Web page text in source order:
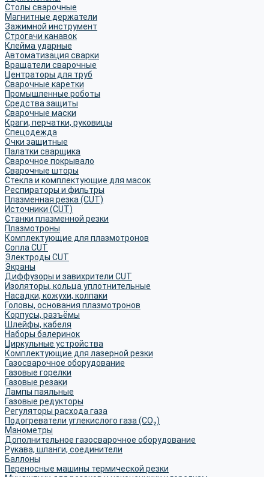
Столы сварочные
Магнитные держатели
Зажимной инструмент
Строгачи канавок
Клейма ударные
Автоматизация сварки
Вращатели сварочные
Центраторы для труб
Сварочные каретки
Промышленные роботы
Средства защиты
Сварочные маски
Краги, перчатки, руковицы
Спецодежда
Очки защитные
Палатки сварщика
Сварочное покрывало
Сварочные шторы
Стекла и комплектующие для масок
Респираторы и фильтры
Плазменная резка (CUT)
Источники (CUT)
Станки плазменной резки
Плазмотроны
Комплектующие для плазмотронов
Сопла CUT
Электроды CUT
Экраны
Диффузоры и завихрители CUT
Изоляторы, кольца уплотнительные
Насадки, кожухи, колпаки
Головы, основания плазмотронов
Корпусы, разъёмы
Шлейфы, кабеля
Наборы балеринок
Циркульные устройства
Комплектующие для лазерной резки
Газосварочное оборудование
Газовые горелки
Газовые резаки
Лампы паяльные
Газовые редукторы
Регуляторы расхода газа
Подогреватели углекислого газа (CO₂)
Манометры
Дополнительное газосварочное оборудование
Рукава, шланги, соединители
Баллоны
Переносные машины термической резки